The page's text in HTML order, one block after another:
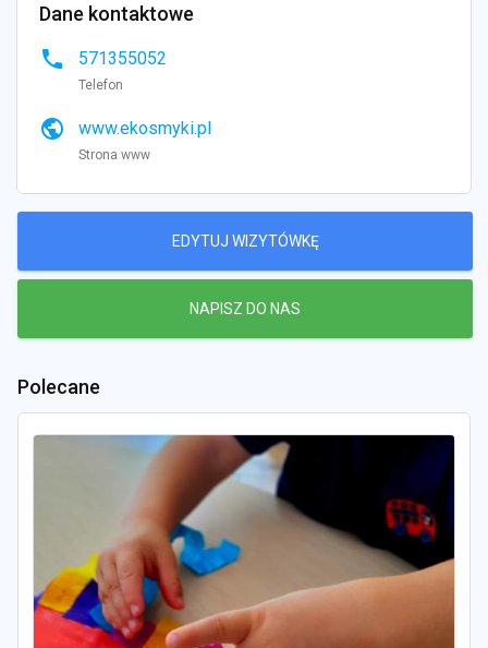
Dane kontaktowe
phone 571355052
Telefon
public www.ekosmyki.pl
Strona www
EDYTUJ WIZYTÓWKĘ
NAPISZ DO NAS
Polecane